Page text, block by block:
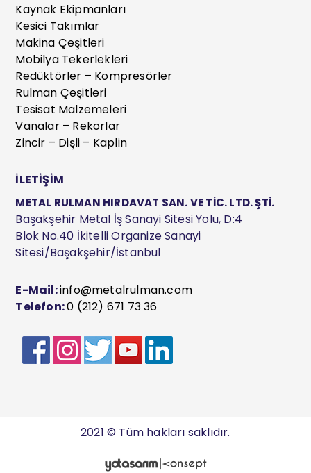
Kaynak Ekipmanları
Kesici Takımlar
Makina Çeşitleri
Mobilya Tekerlekleri
Redüktörler – Kompresörler
Rulman Çeşitleri
Tesisat Malzemeleri
Vanalar – Rekorlar
Zincir – Dişli – Kaplin
İLETİŞİM
METAL RULMAN HIRDAVAT SAN. VE TİC. LTD. ŞTİ.
Başakşehir Metal İş Sanayi Sitesi Yolu, D:4
Blok No.40 İkitelli Organize Sanayi
Sitesi/Başakşehir/İstanbul
E-Mail:info@metalrulman.com
Telefon:0 (212) 671 73 36
2021 © Tüm hakları saklıdır.